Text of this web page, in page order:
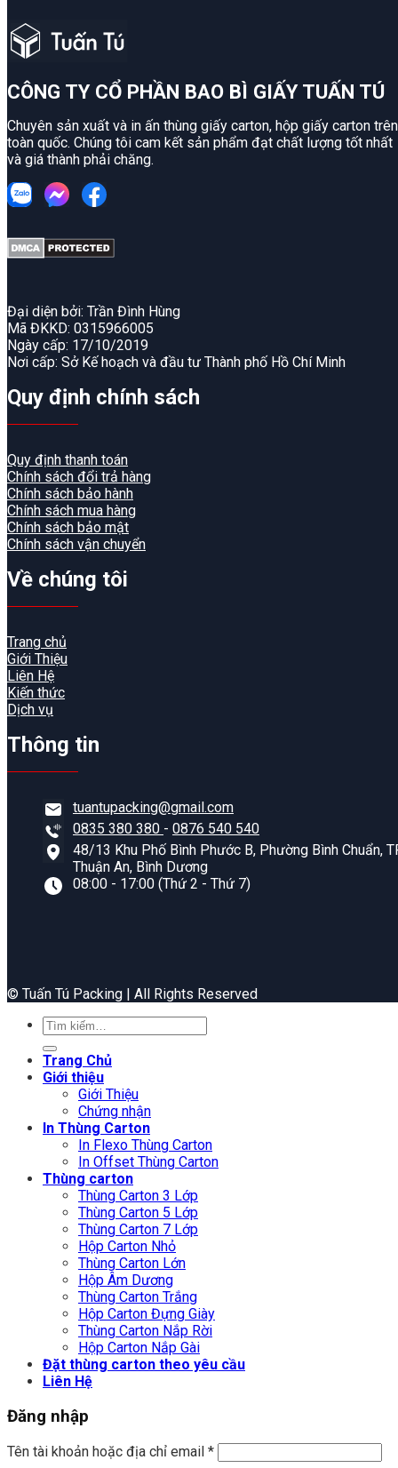
CÔNG TY CỔ PHẦN BAO BÌ GIẤY TUẤN TÚ
Chuyên sản xuất và in ấn thùng giấy carton, hộp giấy carton trên
toàn quốc. Chúng tôi cam kết sản phẩm đạt chất lượng tốt nhất
và giá thành phải chăng.
Đại diện bởi: Trần Đình Hùng
Mã ĐKKD: 0315966005
Ngày cấp: 17/10/2019
Nơi cấp: Sở Kế hoạch và đầu tư Thành phố Hồ Chí Minh
Quy định chính sách
Quy định thanh toán
Chính sách đổi trả hàng
Chính sách bảo hành
Chính sách mua hàng
Chính sách bảo mật
Chính sách vận chuyển
Về chúng tôi
Trang chủ
Giới Thiệu
Liên Hệ
Kiến thức
Dịch vụ
Thông tin
tuantupacking@gmail.com
0835 380 380 - 0876 540 540
48/13 Khu Phố Bình Phước B, Phường Bình Chuẩn,
Thuận An, Bình Dương
08:00 - 17:00 (Thứ 2 - Thứ 7)
©️ Tuấn Tú Packing | All Rights Reserved
Tìm
kiếm:
Trang Chủ
Giới thiệu
Giới Thiệu
Chứng nhận
In Thùng Carton
In Flexo Thùng Carton
In Offset Thùng Carton
Thùng carton
Thùng Carton 3 Lớp
Thùng Carton 5 Lớp
Thùng Carton 7 Lớp
Hộp Carton Nhỏ
Thùng Carton Lớn
Hộp Âm Dương
Thùng Carton Trắng
Hộp Carton Đựng Giày
Thùng Carton Nắp Rời
Hộp Carton Nắp Gài
Đặt thùng carton theo yêu cầu
Liên Hệ
Đăng nhập
Tên tài khoản hoặc địa chỉ email *